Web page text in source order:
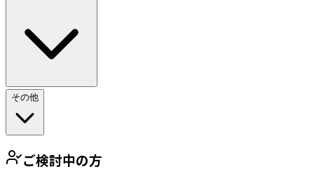
その他
ご検討中の方